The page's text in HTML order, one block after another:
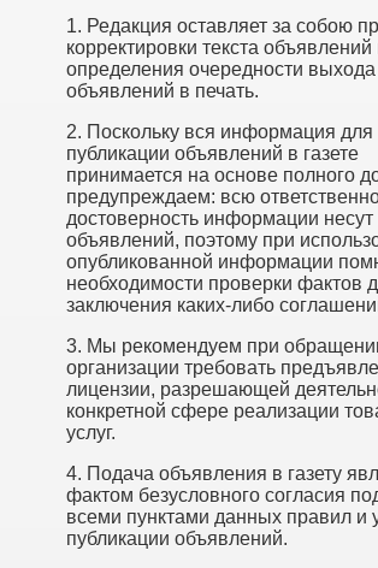
1. Редакция оставляет за собою
корректировки текста объявлений
определения очередности выхода
объявлений в печать.
2. Поскольку вся информация для
публикации объявлений в газете
принимается на основе полного
предупреждаем: всю
достоверность информации несут
объявлений, поэтому при
опубликованной информации
необходимости проверки фактов
заключения каких-либо
3. Мы рекомендуем при
организации требовать
лицензии, разрешающей
конкретной сфере реализации
услуг.
4. Подача объявления в газету
фактом безусловного согласия
всеми пунктами данных правил и
публикации объявлений.